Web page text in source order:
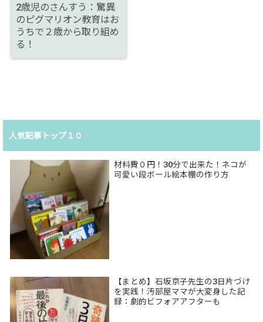
2歳児のさんすう：驚異
のピグマリオン教育はお
うちで２歳から取り組め
る！
人気記事トップ１０
材料費０円！30分で出来た！ネコが
可愛い段ボール絵本棚の作り方
【まとめ】石坂京子先生の3日片づけ
を実践！汚部屋ママが大変身した記
録：劇的ビフォアアフターも